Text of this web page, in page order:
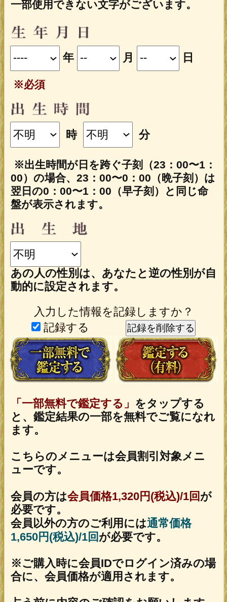
「一部無料で鑑定する」をタップする
と、鑑定結果の一部を無料でご覧になれ
■最初から有料で結果を見る場合■
「鑑定する（有料）」をクリックする
と、最初から鑑定結果のすべてをご覧に
なれます。
ご入力いただいた情報を、占いサー
ビスを提供するためにのみ使用し、
情報の蓄積を行ったり、他の目的で
の際は、当社「個人情報保護方針
（外部サイト）」に同意の上、必要
事項をご入力ください。
動作環境
この占い番組は、次の環境でご利用く
ださい。
＜OS＞
Android 5.0以降
＜ブラウザ＞
OSに標準搭載されているブラウザ。
※JavaScriptの設定をオンにしてご利用
ください。
トップページに戻る
新着リリースコンテンツ
最新
心深くにメスを入れる緊迫の的中
率【神谷充彦 ジオマンシー呪星
術】
インスピレーション｜運命好転/悲
願叶/瞬間霊察で全看破◆嬉野つば
さ
2026年8月6月追加
チャクラ占い｜人体覚醒＆強制成
就【運命正し現実変える神霊力】
月香